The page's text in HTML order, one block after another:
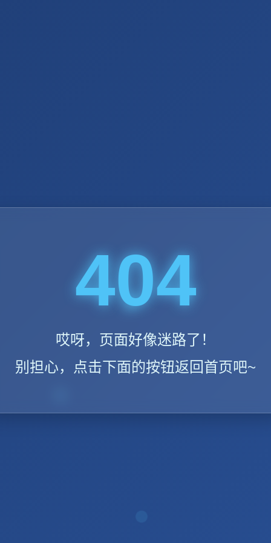
404
哎呀，页面好像迷路了！
别担心，点击下面的按钮返回首页吧~